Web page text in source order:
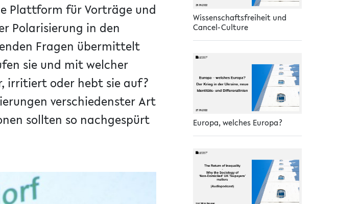
Plattform für Vorträge und
Polarisierung in den
Fragen übermittelt
sie und mit welcher
irritiert oder hebt sie auf?
verschiedenster Art
sollten so nachgespürt
Wissenschaftsfreiheit und
Cancel-Culture
Europa, welches Europa?